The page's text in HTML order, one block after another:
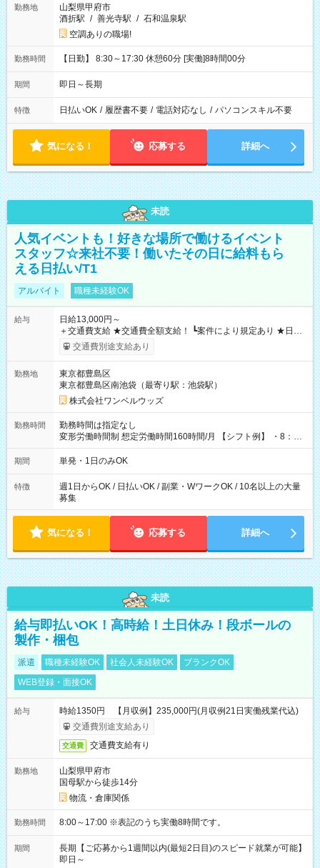
勤務地
山梨県甲府市
酒折駅 / 善光寺駅 / 石和温泉駅
空調ありの職場!
勤務時間 【日勤】 8:30～17:30 休憩60分 [実働]8時間00分
期間 即日～長期
特徴 日払いOK / 履歴書不要 / 電話対応なし / パソコンスキル不要
気になる！ 応募する 詳細へ
未読
人気イベントも！好きな場所で働けるイベント
スタッフ☆来社不要！働いたその日に給料もら
える日払い/T1
アルバイト 職種未経験OK
給与
日給13,000円～
＋交通費支給 ★交通費全額支給！ ┗案件により規定あり ★日払
いOK！（規定あり） ┗働いたその日に現金GET♪ お仕事後はコ
ンビニATMから 日払い分を引き落とせます！ 【試用期間】試
交通費別途支給あり
勤務地
東京都豊島区
東京都豊島区南池袋（最寄り駅：池袋駅）
株式会社ワンベルウッズ
勤務時間
勤務時間は指定なし
変形労働時間制 想定労働時間160時間/月 【シフト例】 ・8：00
～21：00
期間 単発・1日のみOK
特徴
週1日からOK / 日払いOK / 副業・WワークOK / 10名以上の大量
募集
気になる！ 応募する 詳細へ
未読
給与即払いOK！高時給！土日休み！段ボールの
製作・梱包
派遣 職種未経験OK 社会人未経験OK
ブランクOK
WEB登録・面接OK
給与
時給1350円 【月収例】235,000円(月収例21日実働残業代込)
交通費別途支給あり
交通費 交通費支給有り
勤務地
山梨県甲府市
国母駅から徒歩14分
物流・倉庫関係
勤務時間 8:00～17:00 ※表記のうち実働8時間です。
期間
長期【ご応募から1週間以内(最短2日目)のスピード就業が可能】
即日～